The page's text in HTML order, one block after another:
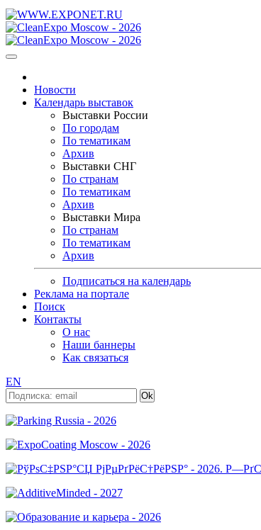
Новости
Календарь выставок
Выставки России
По городам
По тематикам
Архив
Выставки СНГ
По странам
По тематикам
Архив
Выставки Мира
По странам
По тематикам
Архив
Подписаться на календарь
Реклама на портале
Поиск
Контакты
О нас
Наши баннеры
Как связаться
EN